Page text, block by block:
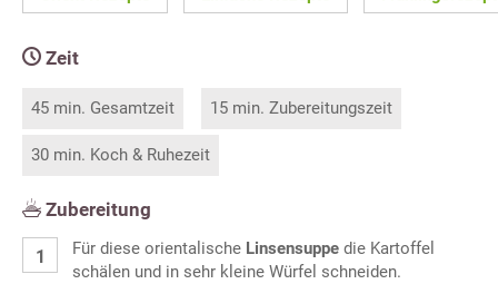
Zeit
45 min. Gesamtzeit 15 min. Zubereitungszeit
30 min. Koch & Ruhezeit
Zubereitung
Für diese orientalische Linsensuppe die Kartoffel
schälen und in sehr kleine Würfel schneiden.